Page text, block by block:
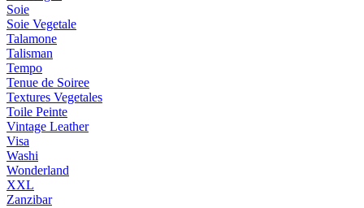
Soie
Soie Vegetale
Talamone
Talisman
Tempo
Tenue de Soiree
Textures Vegetales
Toile Peinte
Vintage Leather
Visa
Washi
Wonderland
XXL
Zanzibar